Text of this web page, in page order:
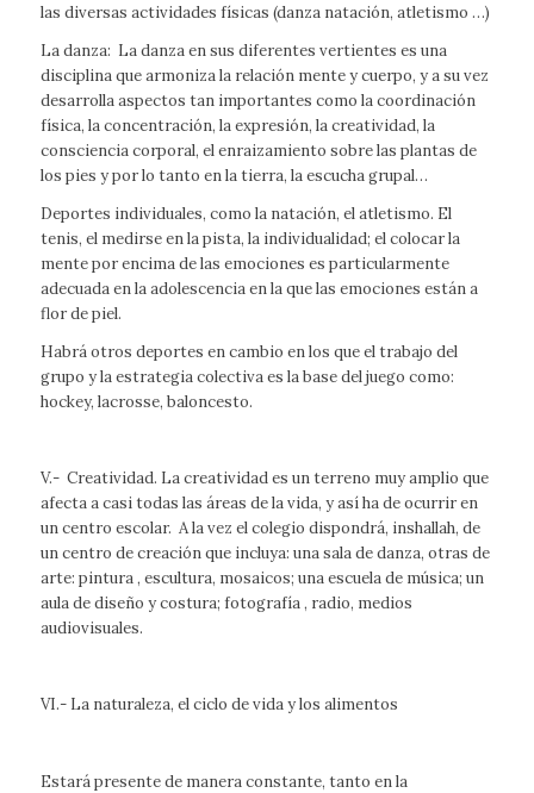
las diversas actividades físicas (danza natación, atletismo …)
La danza: La danza en sus diferentes vertientes es una
disciplina que armoniza la relación mente y cuerpo, y a su vez
desarrolla aspectos tan importantes como la coordinación
física, la concentración, la expresión, la creatividad, la
consciencia corporal, el enraizamiento sobre las plantas de
los pies y por lo tanto en la tierra, la escucha grupal…
Deportes individuales, como la natación, el atletismo. El
tenis, el medirse en la pista, la individualidad; el colocar la
mente por encima de las emociones es particularmente
adecuada en la adolescencia en la que las emociones están a
flor de piel.
Habrá otros deportes en cambio en los que el trabajo del
grupo y la estrategia colectiva es la base del juego como:
hockey, lacrosse, baloncesto.
V.- Creatividad. La creatividad es un terreno muy amplio que
afecta a casi todas las áreas de la vida, y así ha de ocurrir en
un centro escolar. A la vez el colegio dispondrá, inshallah, de
un centro de creación que incluya: una sala de danza, otras de
arte: pintura , escultura, mosaicos; una escuela de música; un
aula de diseño y costura; fotografía , radio, medios
audiovisuales.
VI.- La naturaleza, el ciclo de vida y los alimentos
Estará presente de manera constante, tanto en la